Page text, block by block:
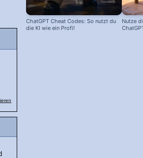
ChatGPT Cheat Codes: So nutzt du
die KI wie ein Profi!
Nutze